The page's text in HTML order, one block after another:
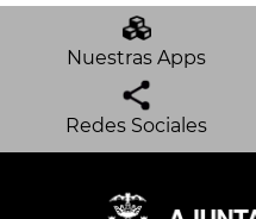
Nuestras Apps
Redes Sociales